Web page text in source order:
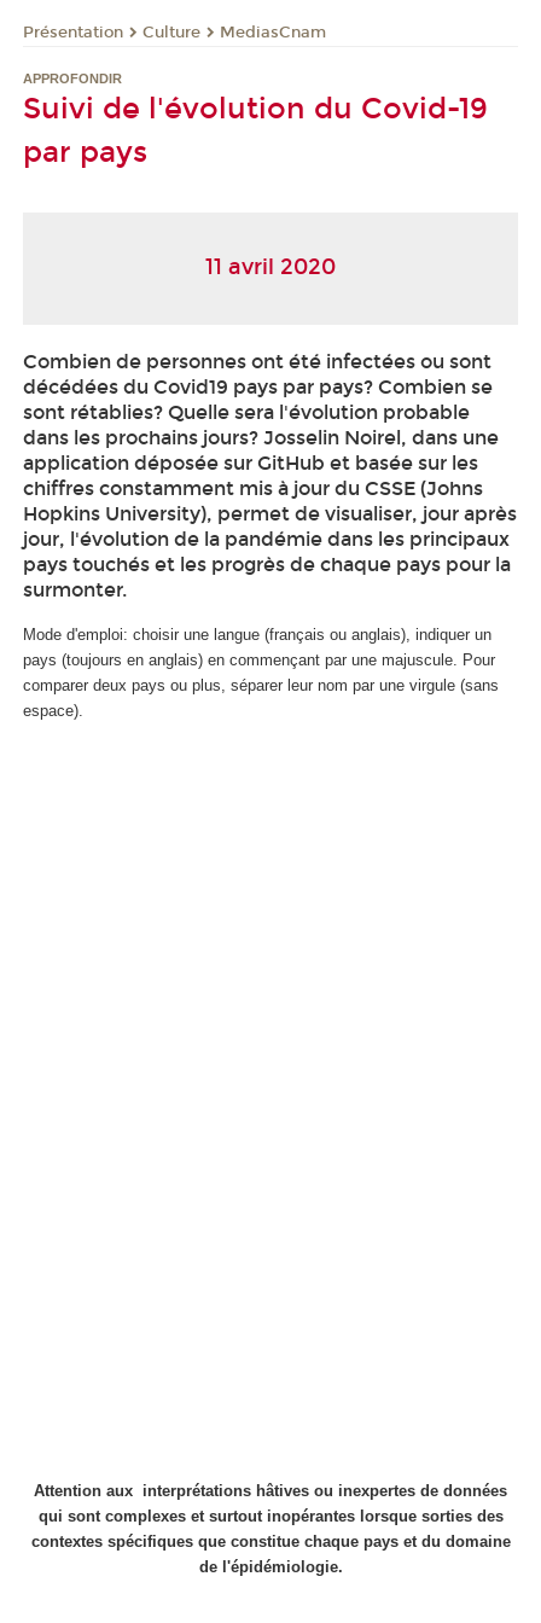
Présentation Culture MediasCnam
APPROFONDIR
Suivi de l'évolution du Covid-19
par pays
11 avril 2020
Combien de personnes ont été infectées ou sont
décédées du Covid19 pays par pays? Combien se
sont rétablies? Quelle sera l'évolution probable
dans les prochains jours? Josselin Noirel, dans une
application déposée sur GitHub et basée sur les
chiffres constamment mis à jour du CSSE (Johns
Hopkins University), permet de visualiser, jour après
jour, l'évolution de la pandémie dans les principaux
pays touchés et les progrès de chaque pays pour la
surmonter.
Mode d'emploi: choisir une langue (français ou anglais), indiquer un
pays (toujours en anglais) en commençant par une majuscule. Pour
comparer deux pays ou plus, séparer leur nom par une virgule (sans
espace).
Attention aux interprétations hâtives ou inexpertes de données
qui sont complexes et surtout inopérantes lorsque sorties des
contextes spécifiques que constitue chaque pays et du domaine
de l'épidémiologie.